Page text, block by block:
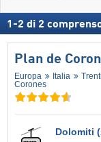
1 -2 di 2
Plan de
Europa Italia
Corones
Dolomiti